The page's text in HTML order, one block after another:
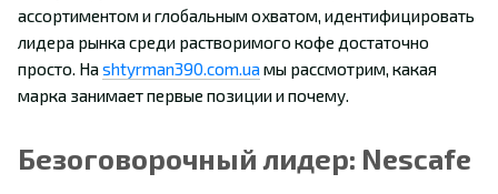
ассортиментом и глобальным охватом, идентифицировать
лидера рынка среди растворимого кофе достаточно
просто. Наshtyrman390.com.ua мы рассмотрим, какая
марка занимает первые позиции и почему.
Безоговорочный лидер: Nescafe